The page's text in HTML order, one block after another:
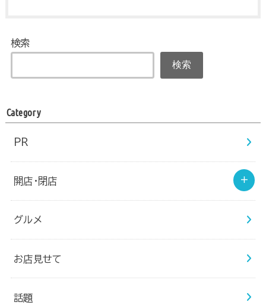
検索
検索
Category
PR
開店・閉店
グルメ
お店見せて
話題